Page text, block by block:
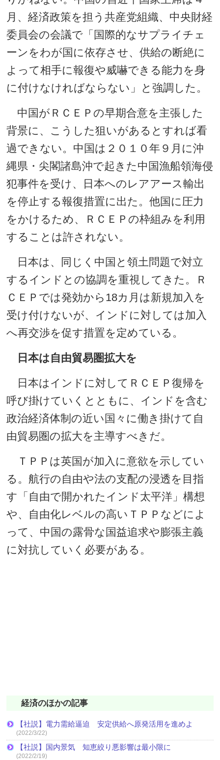
月、経済政策を担う共産党組織、中央財経
委員会の会議で「国際的なサプライチェ
ーンをわが国に依存させ、供給の断絶に
よって相手に報復や威嚇できる能力を身
に付けなければならない」と強調した。
中国がＲＣＥＰの早期合意を主張した
背景に、こうした狙いがあるとすれば看
過できない。中国は２０１０年９月に沖
縄県・尖閣諸島沖で起きた中国漁船領海侵
犯事件を受け、日本へのレアアース輸出
を停止する報復措置に出た。他国に圧力
をかけるため、ＲＣＥＰの枠組みを利用
することは許されない。
日本は、同じく中国と領土問題で対立
するインドとの協調を重視してきた。Ｒ
ＣＥＰでは発効から18カ月は新規加入を
受け付けないが、インドに対しては加入
へ再交渉を促す措置を定めている。
日本は自由貿易圏拡大を
日本はインドに対してＲＣＥＰ復帰を
呼び掛けていくとともに、インドを含む
政治経済体制の近い国々に働き掛けて自
由貿易圏の拡大を主導すべきだ。
ＴＰＰは英国が加入に意欲を示してい
る。航行の自由や法の支配の浸透を目指
す「自由で開かれたインド太平洋」構想
や、自由化レベルの高いＴＰＰなどによ
って、中国の露骨な国益追求や膨張主義
に対抗していく必要がある。
経済のほかの記事
【社説】電力需給逼迫 安定供給へ原発活用を進めよ
(2022/3/22)
【社説】国内景気 知恵絞り悪影響は最小限に
(2022/2/19)